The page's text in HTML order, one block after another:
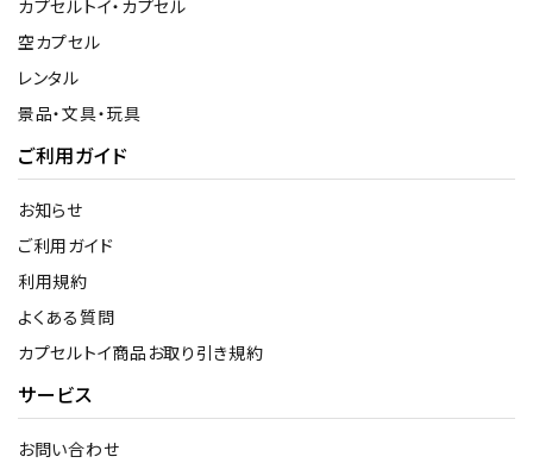
カプセルトイ・カプセル
空カプセル
レンタル
景品・文具・玩具
ご利用ガイド
お知らせ
ご利用ガイド
利用規約
よくある質問
カプセルトイ商品お取り引き規約
サービス
お問い合わせ